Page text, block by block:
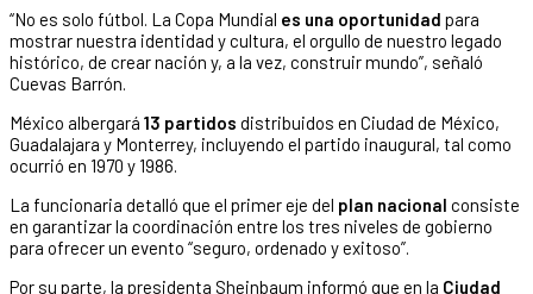
“No es solo fútbol. La Copa Mundial es una oportunidad para
mostrar nuestra identidad y cultura, el orgullo de nuestro legado
histórico, de crear nación y, a la vez, construir mundo”, señaló
Cuevas Barrón.
México albergará 13 partidos distribuidos en Ciudad de México,
Guadalajara y Monterrey, incluyendo el partido inaugural, tal como
ocurrió en 1970 y 1986.
La funcionaria detalló que el primer eje del plan nacional consiste
en garantizar la coordinación entre los tres niveles de gobierno
para ofrecer un evento “seguro, ordenado y exitoso”.
Por su parte, la presidenta Sheinbaum informó que en la Ciudad